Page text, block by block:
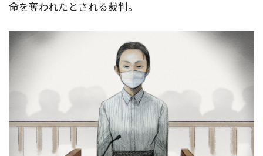
命を奪われたとされる裁判。